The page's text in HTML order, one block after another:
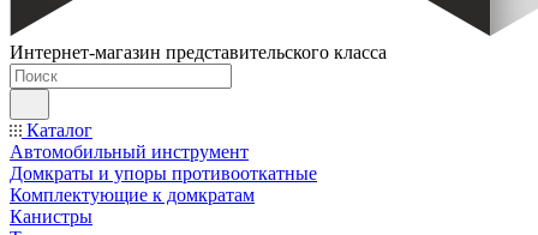
Интернет-магазин представительского класса
Каталог
Автомобильный инструмент
Домкраты и упоры противооткатные
Комплектующие к домкратам
Канистры